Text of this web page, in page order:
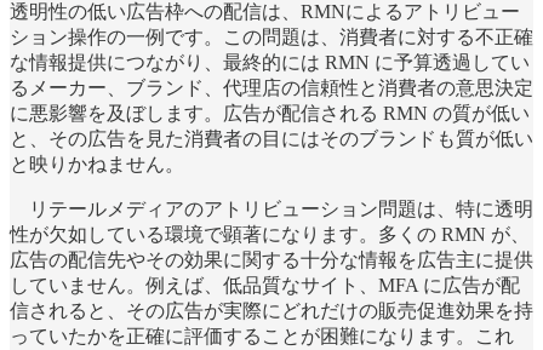
透明性の低い広告枠への配信は、RMNによるアトリビュー
ション操作の一例です。この問題は、消費者に対する不正確
な情報提供につながり、最終的には RMN に予算透過してい
るメーカー、ブランド、代理店の信頼性と消費者の意思決定
に悪影響を及ぼします。広告が配信される RMN の質が低い
と、その広告を見た消費者の目にはそのブランドも質が低い
と映りかねません。
リテールメディアのアトリビューション問題は、特に透明
性が欠如している環境で顕著になります。多くの RMN が、
広告の配信先やその効果に関する十分な情報を広告主に提供
していません。例えば、低品質なサイト、MFA に広告が配
信されると、その広告が実際にどれだけの販売促進効果を持
っていたかを正確に評価することが困難になります。これ